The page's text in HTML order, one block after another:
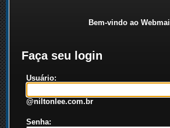
Bem-vindo ao Webmail
Faça seu login
Usuário:
@niltonlee.com.br
Senha: